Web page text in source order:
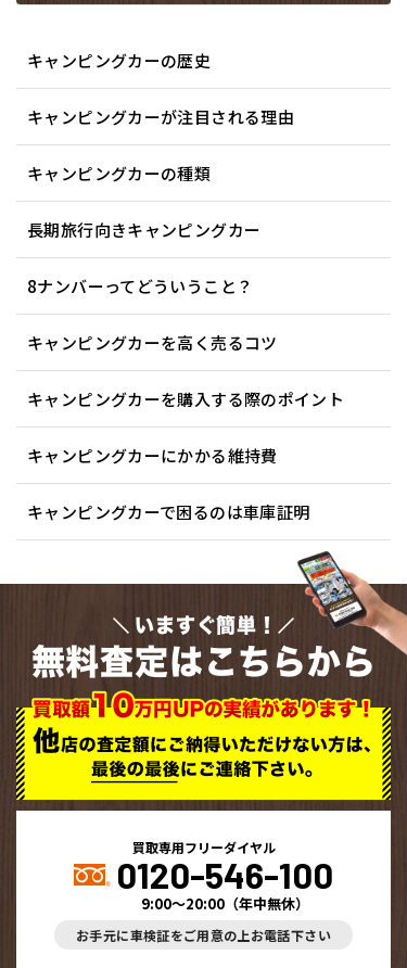
キャンピングカーの歴史
キャンピングカーが注目される理由
キャンピングカーの種類
長期旅行向きキャンピングカー
8ナンバーってどういうこと？
キャンピングカーを高く売るコツ
キャンピングカーを購入する際のポイント
キャンピングカーにかかる維持費
キャンピングカーで困るのは車庫証明
いますぐ簡単！
無料査定はこちらから
買取専用フリーダイヤル
0120-546-100
9:00～20:00 （年中無休）
お手元に車検証をご用意の上お電話下さい